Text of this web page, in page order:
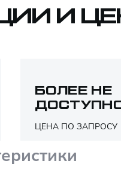
И
БОЛЕЕ НЕ
ЦЕНА ПО ЗАПРОСУ